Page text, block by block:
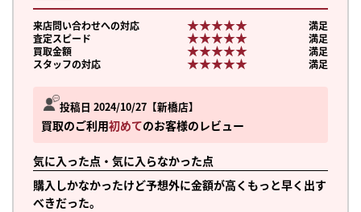
投稿日 2024/10/27 新橋店
買取のご利用初めてのお客様のレビュー
気に入った点・気に入らなかった点
購入しかなかったけど予想外に金額が高くもっと早く出す
べきだった。
来店問い合わせへの対応 ★★★★★
★★★★★
満足
査定スピード
★★★★★
★★★★★
満足
買取金額
★★★★★
★★★★★
満足
スタッフの対応
★★★★★
★★★★★ 満足